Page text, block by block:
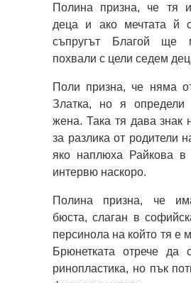
Полина призна, че тя
деца и ако мечтата й
съпругът Благой
похвали с цели седем
Поли призна, че няма
Златка, но я определи
жена. Така тя дава знак
за разлика от родители
яко наплюха Райкова в
интервю наскоро.
Полина призна, че
бюста, слаган в
персинола на който тя е
Брюнетката отрече да
ринопластика, но пък